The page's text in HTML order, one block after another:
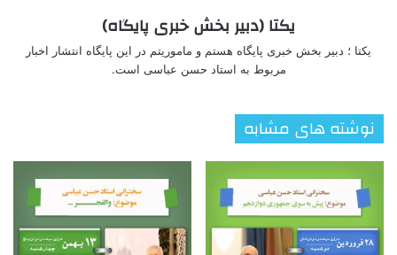
یکتا (دبیر بخش خبری پایگاه)
یکتا ؛ دبیر بخش خبری پایگاه هستم و ماموریتم در این پایگاه انتشار اخبار
مربوط به استاد حسن عباسی است.
نوشته های مشابه